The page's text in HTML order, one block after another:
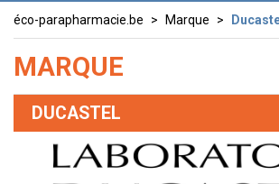
éco-parapharmacie.be Marque
MARQUE
DUCASTEL